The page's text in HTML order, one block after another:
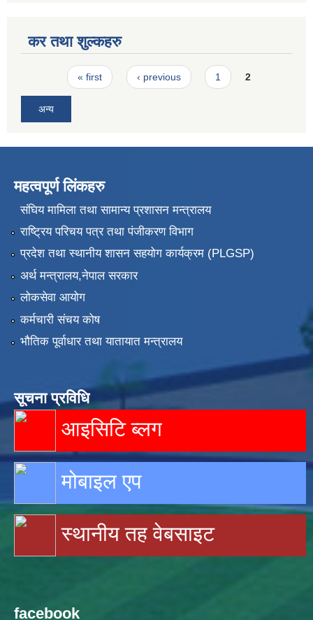
कर तथा शुल्कहरु
Pages« first ‹ previous 1 2
अन्य
महत्वपूर्ण लिंकहरु
संघिय मामिला तथा सामान्य प्रशासन मन्त्रालय
राष्ट्रिय परिचय पत्र तथा पंजीकरण विभाग
प्रदेश तथा स्थानीय शासन सहयोग कार्यक्रम (PLGSP)
अर्थ मन्त्रालय,नेपाल सरकार
लोकसेवा आयोग
कर्मचारी संचय कोष
भौतिक पूर्वाधार तथा यातायात मन्त्रालय
सूचना प्रविधि
आइसिटि ब्लग
मोबाइल एप
स्थानीय तह वेबसाइट
facebook